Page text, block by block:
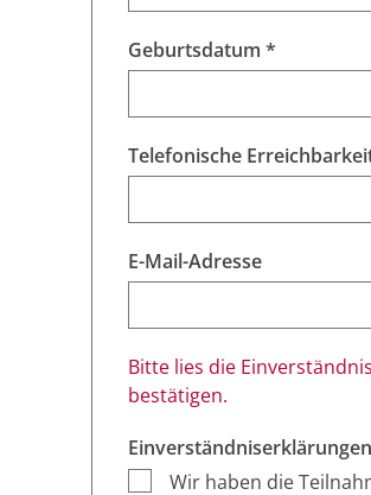
Geburtsdatum *
Telefonische
E-Mail-Adresse
Bitte lies die
bestätigen.
Wir haben die